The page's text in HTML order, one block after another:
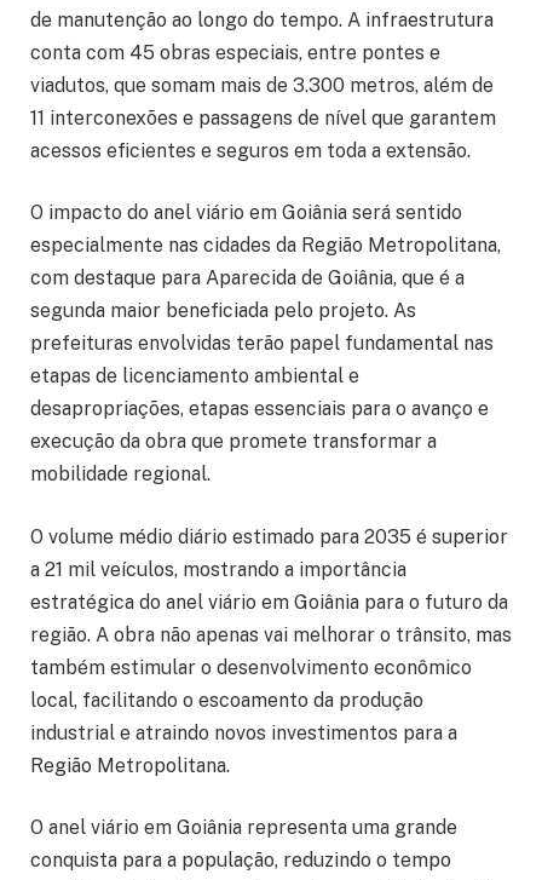
de manutenção ao longo do tempo. A infraestrutura
conta com 45 obras especiais, entre pontes e
viadutos, que somam mais de 3.300 metros, além de
11 interconexões e passagens de nível que garantem
acessos eficientes e seguros em toda a extensão.
O impacto do anel viário em Goiânia será sentido
especialmente nas cidades da Região Metropolitana,
com destaque para Aparecida de Goiânia, que é a
segunda maior beneficiada pelo projeto. As
prefeituras envolvidas terão papel fundamental nas
etapas de licenciamento ambiental e
desapropriações, etapas essenciais para o avanço e
execução da obra que promete transformar a
mobilidade regional.
O volume médio diário estimado para 2035 é superior
a 21 mil veículos, mostrando a importância
estratégica do anel viário em Goiânia para o futuro da
região. A obra não apenas vai melhorar o trânsito, mas
também estimular o desenvolvimento econômico
local, facilitando o escoamento da produção
industrial e atraindo novos investimentos para a
Região Metropolitana.
O anel viário em Goiânia representa uma grande
conquista para a população, reduzindo o tempo